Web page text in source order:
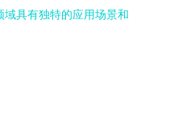
域具有独特的应用场景和